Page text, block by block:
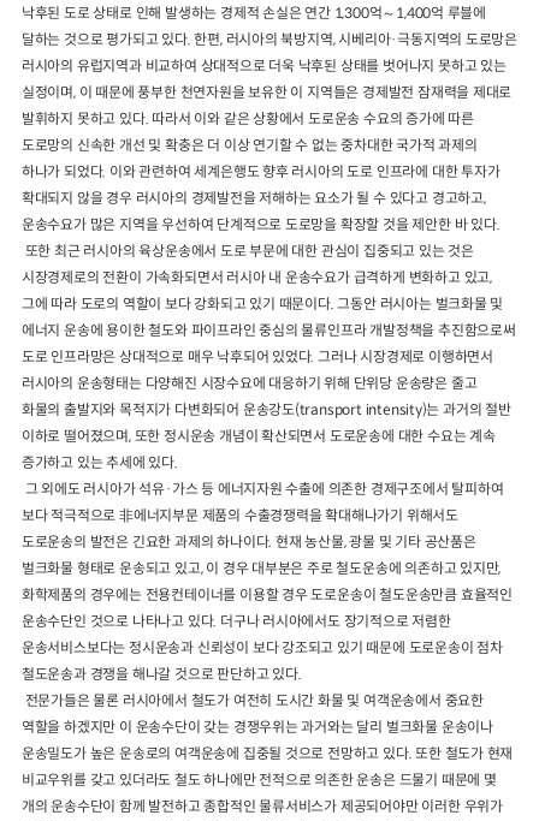
낙후된 도로 상태로 인해 발생하는 경제적 손실은 연간 1,300억～1,400억 루블에
달하는 것으로 평가되고 있다. 한편, 러시아의 북방지역, 시베리아·극동지역의 도로망은
러시아의 유럽지역과 비교하여 상대적으로 더욱 낙후된 상태를 벗어나지 못하고 있는
실정이며, 이 때문에 풍부한 천연자원을 보유한 이 지역들은 경제발전 잠재력을 제대로
발휘하지 못하고 있다. 따라서 이와 같은 상황에서 도로운송 수요의 증가에 따른
도로망의 신속한 개선 및 확충은 더 이상 연기할 수 없는 중차대한 국가적 과제의
하나가 되었다. 이와 관련하여 세계은행도 향후 러시아의 도로 인프라에 대한 투자가
확대되지 않을 경우 러시아의 경제발전을 저해하는 요소가 될 수 있다고 경고하고,
운송수요가 많은 지역을 우선하여 단계적으로 도로망을 확장할 것을 제안한 바 있다.
또한 최근 러시아의 육상운송에서 도로 부문에 대한 관심이 집중되고 있는 것은
시장경제로의 전환이 가속화되면서 러시아 내 운송수요가 급격하게 변화하고 있고,
그에 따라 도로의 역할이 보다 강화되고 있기 때문이다. 그동안 러시아는 벌크화물 및
에너지 운송에 용이한 철도와 파이프라인 중심의 물류인프라 개발정책을 추진함으로써
도로 인프라망은 상대적으로 매우 낙후되어 있었다. 그러나 시장경제로 이행하면서
러시아의 운송형태는 다양해진 시장수요에 대응하기 위해 단위당 운송량은 줄고
화물의 출발지와 목적지가 다변화되어 운송강도(transport intensity)는 과거의 절반
이하로 떨어졌으며, 또한 정시운송 개념이 확산되면서 도로운송에 대한 수요는 계속
증가하고 있는 추세에 있다.
그 외에도 러시아가 석유·가스 등 에너지자원 수출에 의존한 경제구조에서 탈피하여
보다 적극적으로 非에너지부문 제품의 수출경쟁력을 확대해나가기 위해서도
도로운송의 발전은 긴요한 과제의 하나이다. 현재 농산물, 광물 및 기타 공산품은
벌크화물 형태로 운송되고 있고, 이 경우 대부분은 주로 철도운송에 의존하고 있지만,
화학제품의 경우에는 전용컨테이너를 이용할 경우 도로운송이 철도운송만큼 효율적인
운송수단인 것으로 나타나고 있다. 더구나 러시아에서도 장기적으로 저렴한
운송서비스보다는 정시운송과 신뢰성이 보다 강조되고 있기 때문에 도로운송이 점차
철도운송과 경쟁을 해나갈 것으로 판단하고 있다.
전문가들은 물론 러시아에서 철도가 여전히 도시간 화물 및 여객운송에서 중요한
역할을 하겠지만 이 운송수단이 갖는 경쟁우위는 과거와는 달리 벌크화물 운송이나
운송밀도가 높은 운송로의 여객운송에 집중될 것으로 전망하고 있다. 또한 철도가 현재
비교우위를 갖고 있더라도 철도 하나에만 전적으로 의존한 운송은 드물기 때문에 몇
개의 운송수단이 함께 발전하고 종합적인 물류서비스가 제공되어야만 이러한 우위가